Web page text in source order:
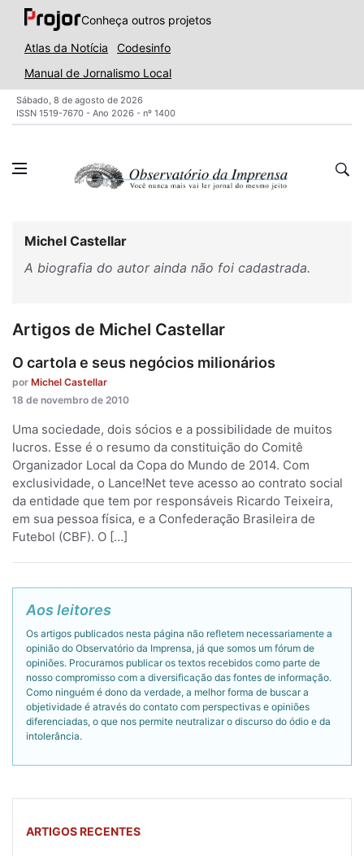
Conheça outros projetos
Atlas da Notícia
Codesinfo
Manual de Jornalismo Local
Sábado, 8 de agosto de 2026
ISSN 1519-7670 - Ano 2026 - nº 1400
Michel Castellar
A biografia do autor ainda não foi cadastrada.
Artigos de Michel Castellar
O cartola e seus negócios milionários
por Michel Castellar
18 de novembro de 2010
Uma sociedade, dois sócios e a possibilidade de muitos
lucros. Esse é o resumo da constituição do Comitê
Organizador Local da Copa do Mundo de 2014. Com
exclusividade, o Lance!Net teve acesso ao contrato social
da entidade que tem por responsáveis Ricardo Teixeira,
em sua pessoa física, e a Confederação Brasileira de
Futebol (CBF). O […]
Aos leitores
Os artigos publicados nesta página não refletem necessariamente a
opinião do Observatório da Imprensa, já que somos um fórum de
opiniões. Procuramos publicar os textos recebidos como parte de
nosso compromisso com a diversificação das fontes de informação.
Como ninguém é dono da verdade, a melhor forma de buscar a
objetividade é através do contato com perspectivas e opiniões
diferenciadas, o que nos permite neutralizar o discurso do ódio e da
intolerância.
ARTIGOS RECENTES